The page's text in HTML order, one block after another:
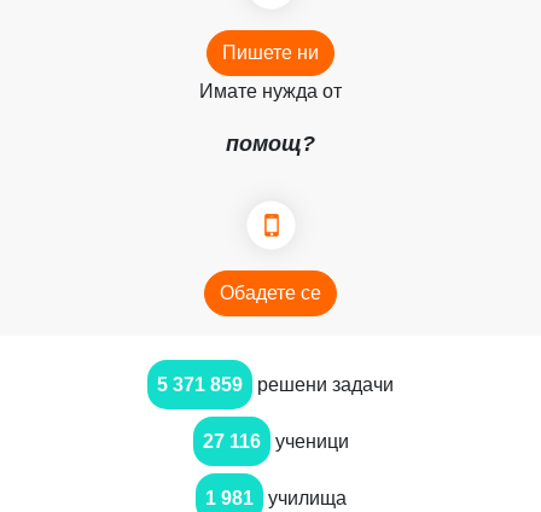
Пишете ни
Имате нужда от
помощ?
Обадете се
5 371 859 решени задачи
27 116 ученици
1 981 училища